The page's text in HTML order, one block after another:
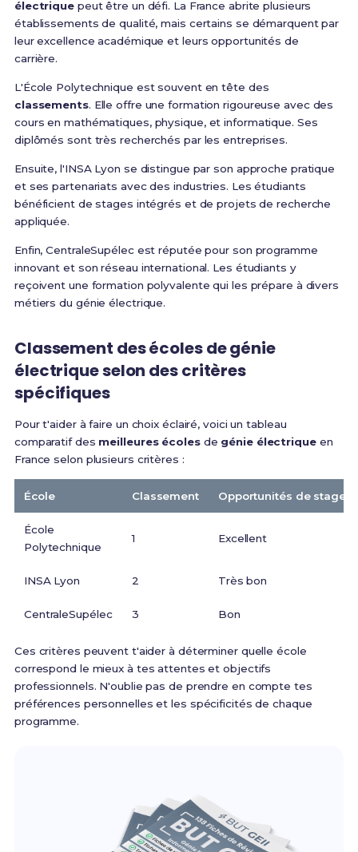
électriquepeut être un défi. La France abrite plusieurs
établissements de qualité, mais certains se démarquent par
leur excellence académique et leurs opportunités de
carrière.
L'École Polytechnique est souvent en tête des
classements. Elle offre une formation rigoureuse avec des
cours en mathématiques, physique, et informatique. Ses
diplômés sont très recherchés par les entreprises.
Ensuite, l'INSA Lyon se distingue par son approche pratique
et ses partenariats avec des industries. Les étudiants
bénéficient de stages intégrés et de projets de recherche
appliquée.
Enfin, CentraleSupélec est réputée pour son programme
innovant et son réseau international. Les étudiants y
reçoivent une formation polyvalente qui les prépare à divers
métiers du génie électrique.
Classement des écoles de génie
électrique selon des critères
spécifiques
Pour t'aider à faire un choix éclairé, voici un tableau
comparatif des meilleures écolesde génie électriqueen
France selon plusieurs critères :
École Classement Opportunités de stage
École
Polytechnique
1 Excellent
INSA Lyon 2 Très bon
CentraleSupélec 3 Bon
Ces critères peuvent t'aider à déterminer quelle école
correspond le mieux à tes attentes et objectifs
professionnels. N'oublie pas de prendre en compte tes
préférences personnelles et les spécificités de chaque
programme.